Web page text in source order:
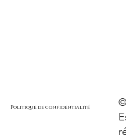
Politique de confidentialité